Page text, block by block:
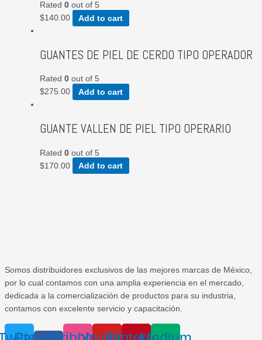
Rated 0 out of 5
$140.00 Add to cart
GUANTES DE PIEL DE CERDO TIPO OPERADOR
Rated 0 out of 5
$275.00 Add to cart
GUANTE VALLEN DE PIEL TIPO OPERARIO
Rated 0 out of 5
$170.00 Add to cart
Somos distribuidores exclusivos de las mejores marcas de México,
por lo cual contamos con una amplia experiencia en el mercado,
dedicada a la comercialización de productos para su industria,
contamos con excelente servicio y capacitación.